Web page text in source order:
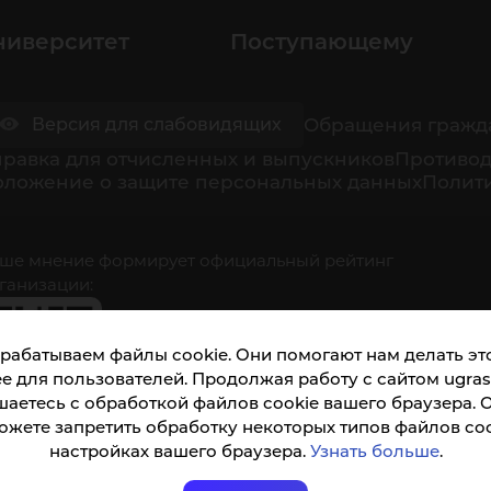
файлы cookie. Они помогают нам делать
для пользователей. Продолжая работу с сайтом
с обработкой файлов cookie вашего браузера.
запретить обработку некоторых типов файлов
настройках вашего браузера. Узнать больше.
Поступающему
мнение формирует официальный рейтинг
доступна по QR-коду, а так же по прямой